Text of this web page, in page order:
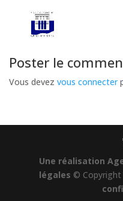
Poster le
Vous devez vous connecter
Une réalisation
légales © Copyright